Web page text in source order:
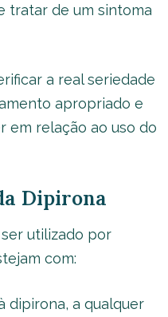
tratar de um sintoma
a real seriedade
apropriado e
em relação ao uso do
Dipirona
utilizado por
com:
dipirona, a qualquer